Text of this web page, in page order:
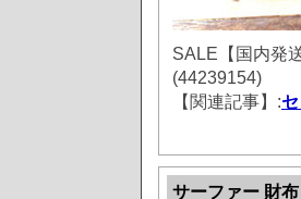
SALE【国内発
(44239154)
【関連記事】:
サーファー 財